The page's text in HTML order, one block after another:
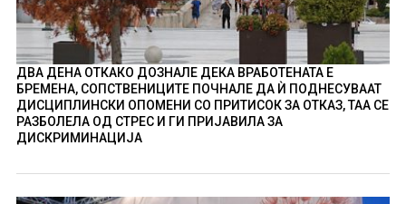
ДВА ДЕНА ОТКАКО ДОЗНАЛЕ ДЕКА ВРАБОТЕНАТА Е
БРЕМЕНА, СОПСТВЕНИЦИТЕ ПОЧНАЛЕ ДА Ѝ ПОДНЕСУВААТ
ДИСЦИПЛИНСКИ ОПОМЕНИ СО ПРИТИСОК ЗА ОТКАЗ, ТАА СЕ
РАЗБОЛЕЛА ОД СТРЕС И ГИ ПРИЈАВИЛА ЗА
ДИСКРИМИНАЦИЈА